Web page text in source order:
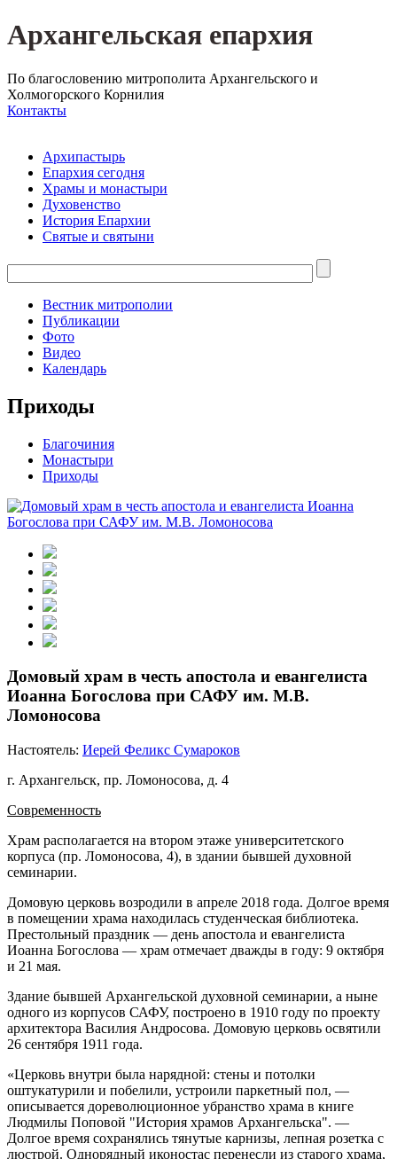
Архангельская епархия
По благословению митрополита Архангельского и
Холмогорского Корнилия
Контакты
Архипастырь
Епархия сегодня
Храмы и монастыри
Духовенство
История Епархии
Святые и святыни
Вестник митрополии
Публикации
Фото
Видео
Календарь
Приходы
Благочиния
Монастыри
Приходы
Домовый храм в честь апостола и евангелиста
Иоанна Богослова при САФУ им. М.В.
Ломоносова
Настоятель: Иерей Феликс Сумароков
г. Архангельск, пр. Ломоносова, д. 4
Современность
Храм располагается на втором этаже университетского
корпуса (пр. Ломоносова, 4), в здании бывшей духовной
семинарии.
Домовую церковь возродили в апреле 2018 года. Долгое время
в помещении храма находилась студенческая библиотека.
Престольный праздник — день апостола и евангелиста
Иоанна Богослова — храм отмечает дважды в году: 9 октября
и 21 мая.
Здание бывшей Архангельской духовной семинарии, а ныне
одного из корпусов САФУ, построено в 1910 году по проекту
архитектора Василия Андросова. Домовую церковь освятили
26 сентября 1911 года.
«Церковь внутри была нарядной: стены и потолки
оштукатурили и побелили, устроили паркетный пол, —
описывается дореволюционное убранство храма в книге
Людмилы Поповой "История храмов Архангельска". —
Долгое время сохранялись тянутые карнизы, лепная розетка с
люстрой. Однорядный иконостас перенесли из старого храма,